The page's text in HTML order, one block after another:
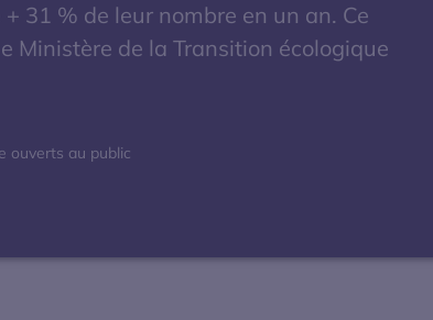
31 % de leur nombre en un an. Ce
Ministère de la Transition écologique
ouverts au public